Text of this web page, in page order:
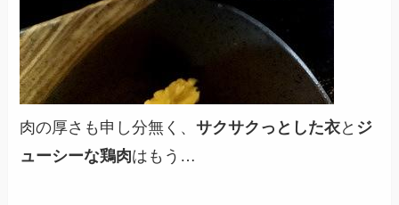
肉の厚さも申し分無く、サクサクっとした衣と ジ
ューシーな鶏肉はもう…